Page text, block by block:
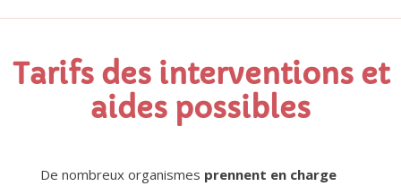
Tarifs des interventions et
aides possibles
De nombreux organismes prennent en charge